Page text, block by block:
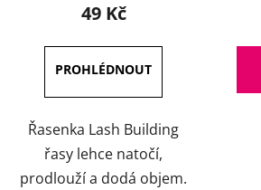
49 Kč
Řasenka Lash Building
řasy lehce natočí,
prodlouží a dodá objem.